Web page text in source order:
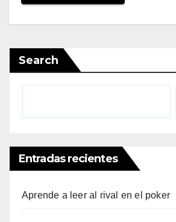
Search
Entradas recientes
Aprende a leer al rival en el poker